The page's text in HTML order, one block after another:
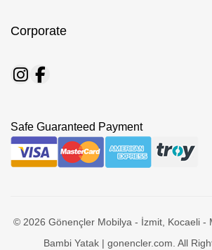
Corporate
Safe Guaranteed Payment
© 2026 Gönençler Mobilya - İzmit, Kocaeli -
Bambi Yatak | gonencler.com. All